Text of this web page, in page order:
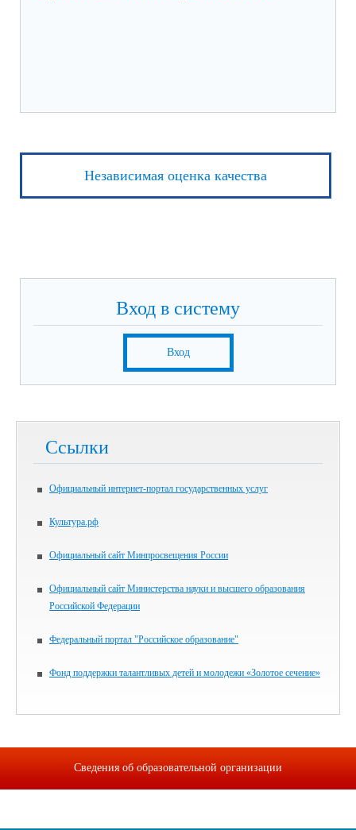
Независимая оценка качества
Вход в систему
Вход
Ссылки
Официальный интернет-портал государственных услуг
Культура.рф
Официальный сайт Минпросвещения России
Официальный сайт Министерства науки и высшего образования
Российской Федерации
Федеральный портал "Российское образование"
Фонд поддержки талантливых детей и молодежи «Золотое сечение»
Сведения об образовательной организации